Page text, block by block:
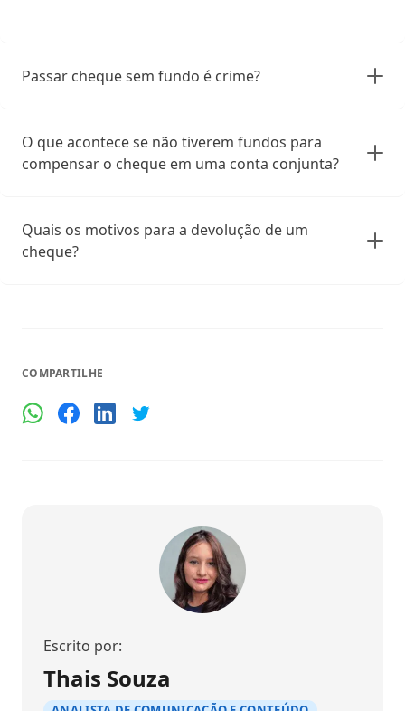
Passar cheque sem fundo é crime?
O que acontece se não tiverem fundos para
compensar o cheque em uma conta conjunta?
Quais os motivos para a devolução de um
cheque?
COMPARTILHE
Escrito por:
Thais Souza